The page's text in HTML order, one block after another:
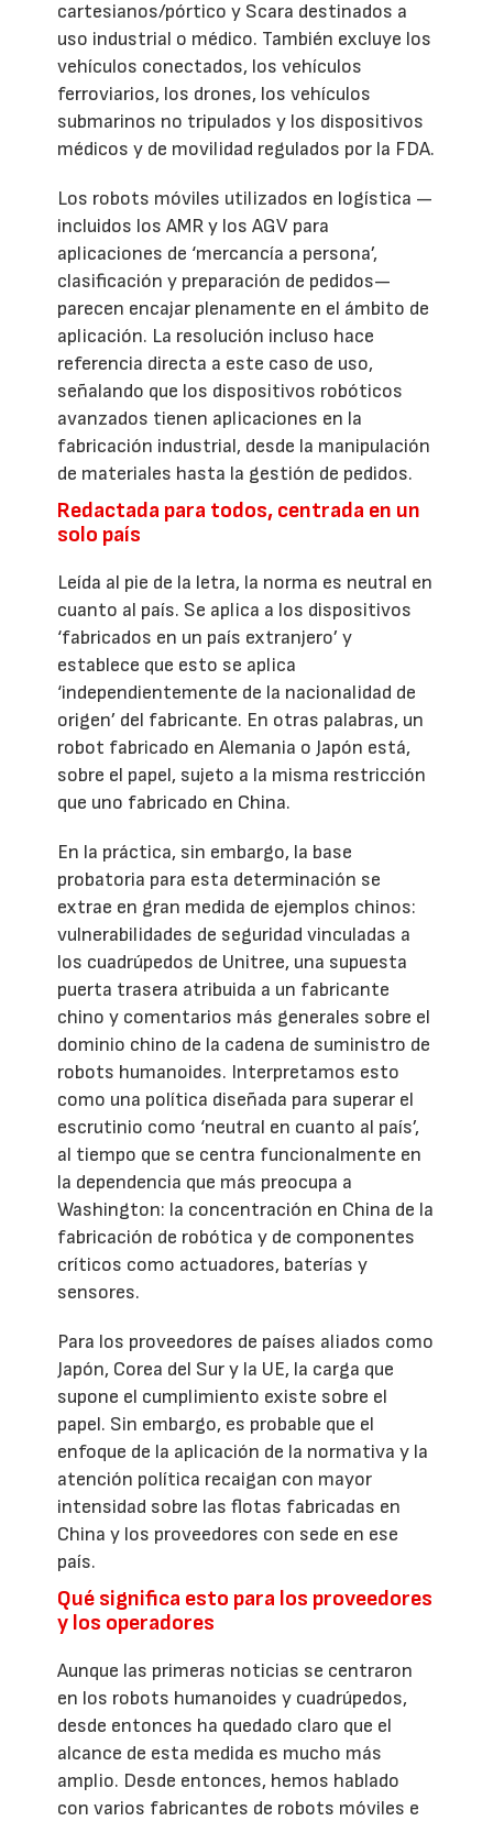
cartesianos/pórtico y Scara destinados a
uso industrial o médico. También excluye los
vehículos conectados, los vehículos
ferroviarios, los drones, los vehículos
submarinos no tripulados y los dispositivos
médicos y de movilidad regulados por la FDA.
Los robots móviles utilizados en logística —
incluidos los AMR y los AGV para
aplicaciones de ‘mercancía a persona’,
clasificación y preparación de pedidos—
parecen encajar plenamente en el ámbito de
aplicación. La resolución incluso hace
referencia directa a este caso de uso,
señalando que los dispositivos robóticos
avanzados tienen aplicaciones en la
fabricación industrial, desde la manipulación
de materiales hasta la gestión de pedidos.
Redactada para todos, centrada en un
solo país
Leída al pie de la letra, la norma es neutral en
cuanto al país. Se aplica a los dispositivos
‘fabricados en un país extranjero’ y
establece que esto se aplica
‘independientemente de la nacionalidad de
origen’ del fabricante. En otras palabras, un
robot fabricado en Alemania o Japón está,
sobre el papel, sujeto a la misma restricción
que uno fabricado en China.
En la práctica, sin embargo, la base
probatoria para esta determinación se
extrae en gran medida de ejemplos chinos:
vulnerabilidades de seguridad vinculadas a
los cuadrúpedos de Unitree, una supuesta
puerta trasera atribuida a un fabricante
chino y comentarios más generales sobre el
dominio chino de la cadena de suministro de
robots humanoides. Interpretamos esto
como una política diseñada para superar el
escrutinio como ‘neutral en cuanto al país’,
al tiempo que se centra funcionalmente en
la dependencia que más preocupa a
Washington: la concentración en China de la
fabricación de robótica y de componentes
críticos como actuadores, baterías y
sensores.
Para los proveedores de países aliados como
Japón, Corea del Sur y la UE, la carga que
supone el cumplimiento existe sobre el
papel. Sin embargo, es probable que el
enfoque de la aplicación de la normativa y la
atención política recaigan con mayor
intensidad sobre las flotas fabricadas en
China y los proveedores con sede en ese
país.
Qué significa esto para los proveedores
y los operadores
Aunque las primeras noticias se centraron
en los robots humanoides y cuadrúpedos,
desde entonces ha quedado claro que el
alcance de esta medida es mucho más
amplio. Desde entonces, hemos hablado
con varios fabricantes de robots móviles e